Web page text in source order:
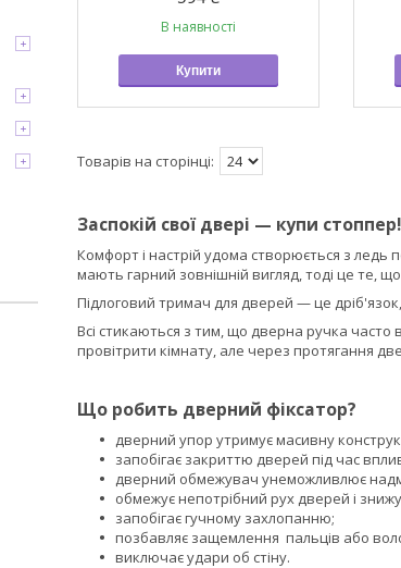
В наявності
Купити
Заспокій свої двері — купи стоппер!
Комфорт і настрій удома створюється з ледь
мають гарний зовнішній вигляд, тоді це те,
Підлоговий тримач для дверей — це
Всі стикаються з тим, що дверна ручка часто
провітрити кімнату, але через протягання
Що робить дверний фіксатор?
дверний упор утримує масивну
запобігає закриттю дверей під час
дверний обмежувач унеможливлює
обмежує непотрібний рух дверей і
запобігає гучному захлопанню;
позбавляє защемлення пальців або
виключає удари об стіну.